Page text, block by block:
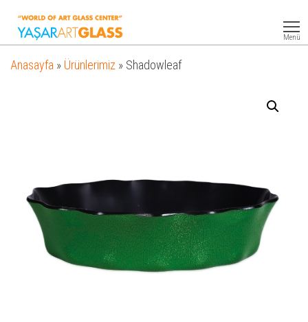
Glass
Menü
Anasayfa » Ürünlerimiz » Shadowleaf